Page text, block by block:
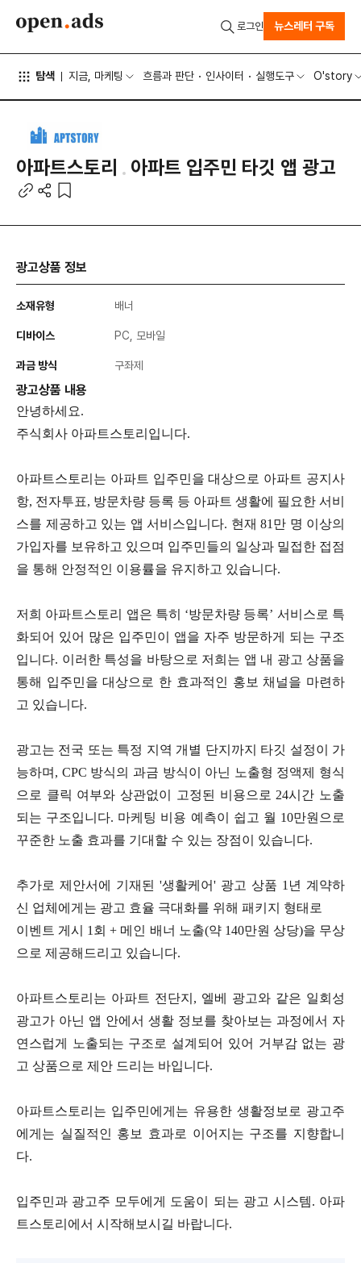
탐색 지금, 마케팅 흐름과 판단 인사이터 실행도구 O'story
로그인 뉴스레터 구독
아파트스토리 아파트 입주민 타깃 앱 광고
광고상품 정보
소재유형 배너
디바이스 PC, 모바일
과금 방식 구좌제
광고상품 내용
안녕하세요.
주식회사 아파트스토리입니다.
아파트스토리는 아파트 입주민을 대상으로 아파트 공지사
항, 전자투표, 방문차량 등록 등 아파트 생활에 필요한 서비
스를 제공하고 있는 앱 서비스입니다. 현재 81만 명 이상의
가입자를 보유하고 있으며 입주민들의 일상과 밀접한 접점
을 통해 안정적인 이용률을 유지하고 있습니다.
저희 아파트스토리 앱은 특히 ‘방문차량 등록’ 서비스로 특
화되어 있어 많은 입주민이 앱을 자주 방문하게 되는 구조
입니다. 이러한 특성을 바탕으로 저희는 앱 내 광고 상품을
통해 입주민을 대상으로 한 효과적인 홍보 채널을 마련하
고 있습니다.
광고는 전국 또는 특정 지역 개별 단지까지 타깃 설정이 가
능하며, CPC 방식의 과금 방식이 아닌 노출형 정액제 형식
으로 클릭 여부와 상관없이 고정된 비용으로 24시간 노출
되는 구조입니다. 마케팅 비용 예측이 쉽고 월 10만원으로
꾸준한 노출 효과를 기대할 수 있는 장점이 있습니다.
추가로 제안서에 기재된 '생활케어' 광고 상품 1년 계약하
신 업체에게는 광고 효율 극대화를 위해 패키지 형태로
이벤트 게시 1회 + 메인 배너 노출(약 140만원 상당)을 무상
으로 제공해드리고 있습니다.
아파트스토리는 아파트 전단지, 엘베 광고와 같은 일회성
광고가 아닌 앱 안에서 생활 정보를 찾아보는 과정에서 자
연스럽게 노출되는 구조로 설계되어 있어 거부감 없는 광
고 상품으로 제안 드리는 바입니다.
아파트스토리는 입주민에게는 유용한 생활정보로 광고주
에게는 실질적인 홍보 효과로 이어지는 구조를 지향합니
다.
입주민과 광고주 모두에게 도움이 되는 광고 시스템. 아파
트스토리에서 시작해보시길 바랍니다.